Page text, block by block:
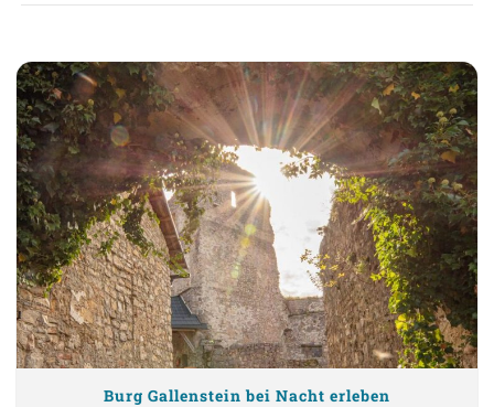
Burg Gallenstein bei Nacht erleben